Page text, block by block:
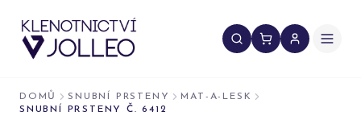
DOMŮ SNUBNÍ PRSTENY
MAT-A-LESK
SNUBNÍ PRSTENY Č. 6412